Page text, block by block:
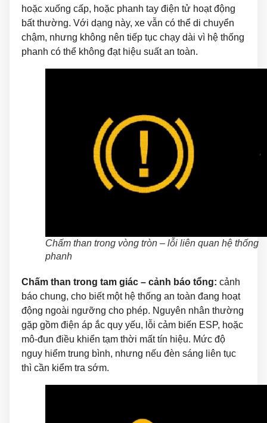
hoặc xuống cấp, hoặc phanh tay điện tử hoạt động
bất thường. Với dạng này, xe vẫn có thể di chuyển
chậm, nhưng không nên tiếp tục chạy dài vì hệ thống
phanh có thể không đạt hiệu suất an toàn.
Chấm than trong vòng tròn – lỗi liên quan hệ thống
phanh
Chấm than trong tam giác – cảnh báo tổng: cảnh
báo chung, cho biết một hệ thống an toàn đang hoạt
động ngoài ngưỡng cho phép. Nguyên nhân thường
gặp gồm điện áp ắc quy yếu, lỗi cảm biến ESP, hoặc
mô-đun điều khiển tạm thời mất tín hiệu. Mức độ
nguy hiểm trung bình, nhưng nếu đèn sáng liên tục
thì cần kiểm tra sớm.